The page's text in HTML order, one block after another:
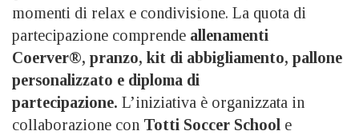
momenti di relax e condivisione. La quota di
partecipazione comprende allenamenti
Coerver®, pranzo, kit di abbigliamento, pallone
personalizzato e diploma di
partecipazione. L’iniziativa è organizzata in
collaborazione con Totti Soccer School e